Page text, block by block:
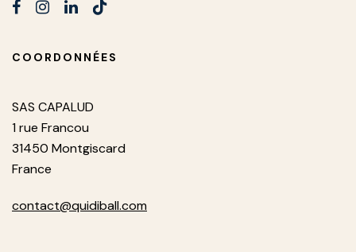
COORDONNÉES
SAS CAPALUD
1 rue Francou
31450 Montgiscard
France
contact@quidiball.com